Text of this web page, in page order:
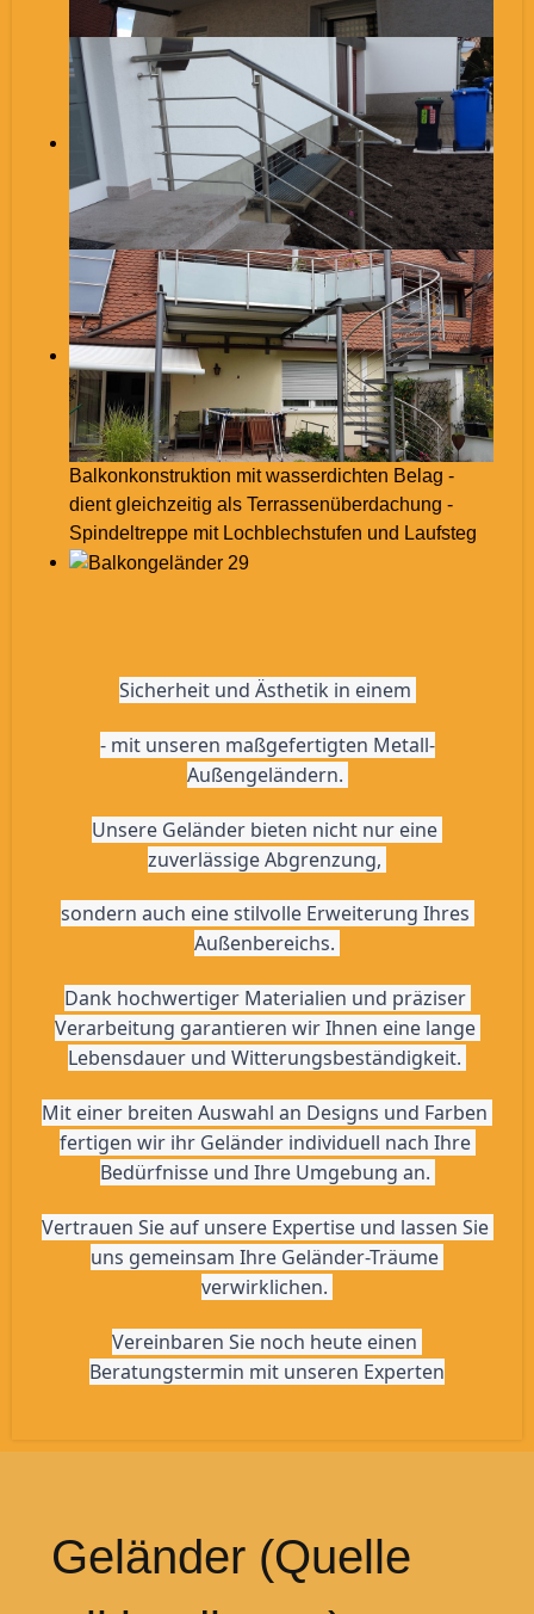
Balkonkonstruktion mit wasserdichten Belag -
dient gleichzeitig als Terrassenüberdachung -
Spindeltreppe mit Lochblechstufen und Laufsteg
Sicherheit und Ästhetik in einem
- mit unseren maßgefertigten Metall-
Außengeländern.
Unsere Geländer bieten nicht nur eine
zuverlässige Abgrenzung,
sondern auch eine stilvolle Erweiterung Ihres
Außenbereichs.
Dank hochwertiger Materialien und präziser
Verarbeitung garantieren wir Ihnen eine lange
Lebensdauer und Witterungsbeständigkeit.
Mit einer breiten Auswahl an Designs und Farben
fertigen wir ihr Geländer individuell nach Ihre
Bedürfnisse und Ihre Umgebung an.
Vertrauen Sie auf unsere Expertise und lassen Sie
uns gemeinsam Ihre Geländer-Träume
verwirklichen.
Vereinbaren Sie noch heute einen
Beratungstermin mit unseren Experten
Geländer (Quelle